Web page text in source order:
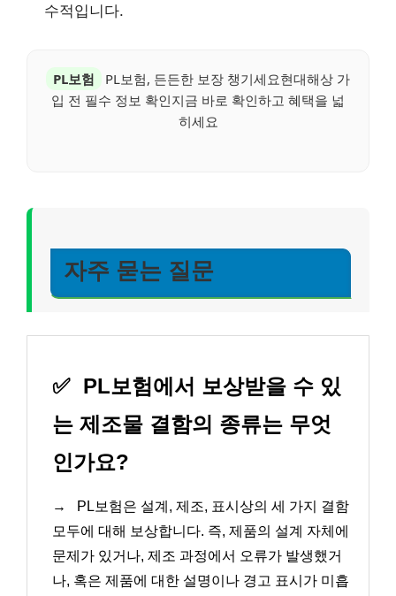
수적입니다.
PL보험
PL보험, 든든한 보장 챙기세요현대해상 가
입 전 필수 정보 확인지금 바로 확인하고 혜택을 넓
히세요
자주 묻는 질문
✅ PL보험에서 보상받을 수 있
는 제조물 결함의 종류는 무엇
인가요?
→
PL보험은 설계, 제조, 표시상의 세 가지 결함
모두에 대해 보상합니다. 즉, 제품의 설계 자체에
문제가 있거나, 제조 과정에서 오류가 발생했거
나, 혹은 제품에 대한 설명이나 경고 표시가 미흡